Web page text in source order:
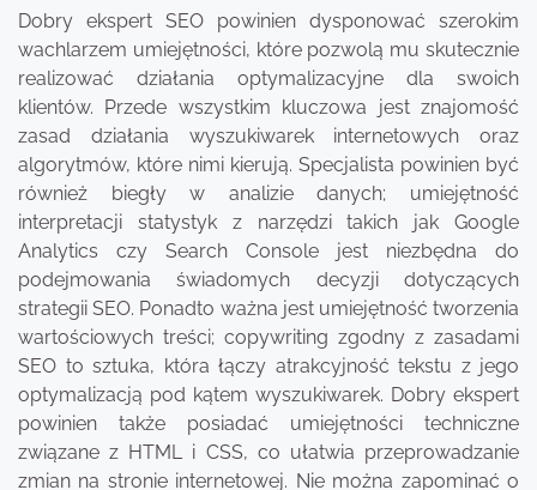
Dobry ekspert SEO powinien dysponować szerokim
wachlarzem umiejętności, które pozwolą mu skutecznie
realizować działania optymalizacyjne dla swoich
klientów. Przede wszystkim kluczowa jest znajomość
zasad działania wyszukiwarek internetowych oraz
algorytmów, które nimi kierują. Specjalista powinien być
również biegły w analizie danych; umiejętność
interpretacji statystyk z narzędzi takich jak Google
Analytics czy Search Console jest niezbędna do
podejmowania świadomych decyzji dotyczących
strategii SEO. Ponadto ważna jest umiejętność tworzenia
wartościowych treści; copywriting zgodny z zasadami
SEO to sztuka, która łączy atrakcyjność tekstu z jego
optymalizacją pod kątem wyszukiwarek. Dobry ekspert
powinien także posiadać umiejętności techniczne
związane z HTML i CSS, co ułatwia przeprowadzanie
zmian na stronie internetowej. Nie można zapominać o